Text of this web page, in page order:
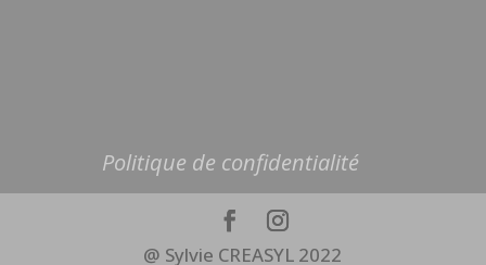
Politique de confidentialité
@ Sylvie CREASYL 2022